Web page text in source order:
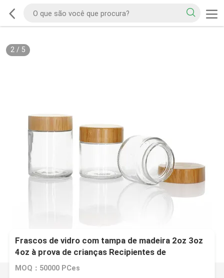
2/ 5
Frascos de vidro com tampa de madeira 2oz 3oz
4oz à prova de crianças Recipientes de
armazenamento de alimentos à prova de ar
MOQ：50000 PCes